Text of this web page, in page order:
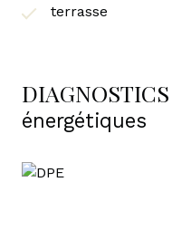
terrasse
DIAGNOSTICS
énergétiques